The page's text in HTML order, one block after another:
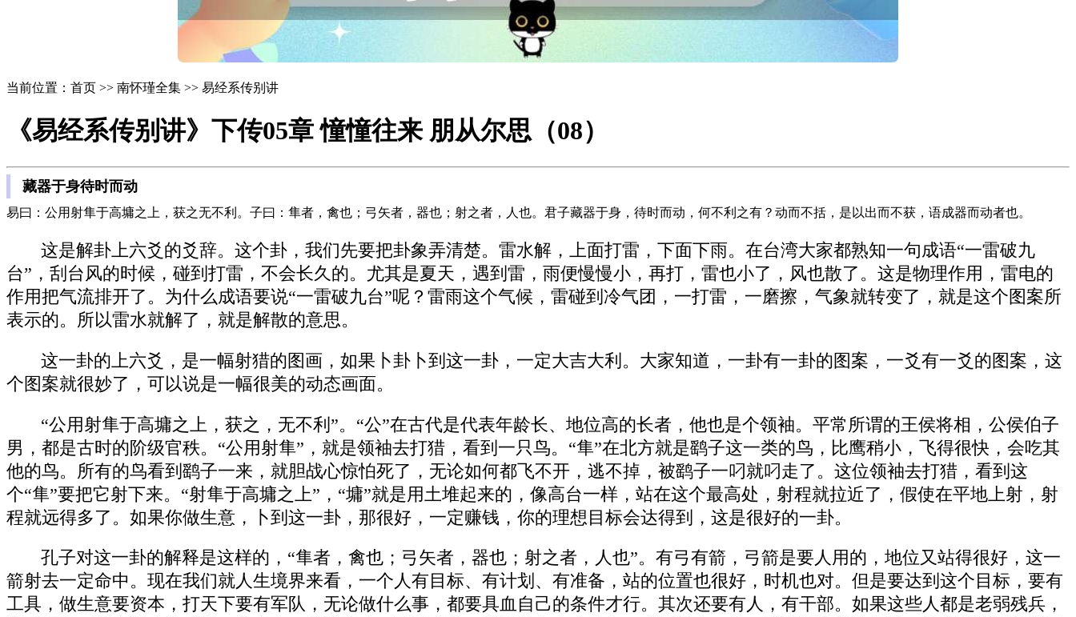
当前位置：首页 >> 南怀瑾全集 >> 易经系传别讲
《易经系传别讲》下传05章 憧憧往来 朋从尔思（08）
藏器于身待时而动
易曰：公用射隼于高墉之上，获之无不利。子曰：隼者，禽也；弓矢者，器也；射之者，人也。君子藏器于身，待时而动，何不利之有？动而不括，是以出而不获，语成器而动者也。
这是解卦上六爻的爻辞。这个卦，我们先要把卦象弄清楚。雷水解，上面打雷，下面下雨。在台湾大家都熟知一句成语“一雷破九
台”，刮台风的时候，碰到打雷，不会长久的。尤其是夏天，遇到雷，雨便慢慢小，再打，雷也小了，风也散了。这是物理作用，雷电的
作用把气流排开了。为什么成语要说“一雷破九台”呢？雷雨这个气候，雷碰到冷气团，一打雷，一磨擦，气象就转变了，就是这个图案所
表示的。所以雷水就解了，就是解散的意思。
这一卦的上六爻，是一幅射猎的图画，如果卜卦卜到这一卦，一定大吉大利。大家知道，一卦有一卦的图案，一爻有一爻的图案，这
个图案就很妙了，可以说是一幅很美的动态画面。
“公用射隼于高墉之上，获之，无不利”。“公”在古代是代表年龄长、地位高的长者，他也是个领袖。平常所谓的王侯将相，公侯伯子
男，都是古时的阶级官秩。“公用射隼”，就是领袖去打猎，看到一只鸟。“隼”在北方就是鹞子这一类的鸟，比鹰稍小，飞得很快，会吃其
他的鸟。所有的鸟看到鹞子一来，就胆战心惊怕死了，无论如何都飞不开，逃不掉，被鹞子一叼就叼走了。这位领袖去打猎，看到这
个“隼”要把它射下来。“射隼于高墉之上”，“墉”就是用土堆起来的，像高台一样，站在这个最高处，射程就拉近了，假使在平地上射，射
程就远得多了。如果你做生意，卜到这一卦，那很好，一定赚钱，你的理想目标会达得到，这是很好的一卦。
孔子对这一卦的解释是这样的，“隼者，禽也；弓矢者，器也；射之者，人也”。有弓有箭，弓箭是要人用的，地位又站得很好，这一
箭射去一定命中。现在我们就人生境界来看，一个人有目标、有计划、有准备，站的位置也很好，时机也对。但是要达到这个目标，要有
工具，做生意要资本，打天下要有军队，无论做什么事，都要具血自己的条件才行。其次还要有人，有干部。如果这些人都是老弱残兵，